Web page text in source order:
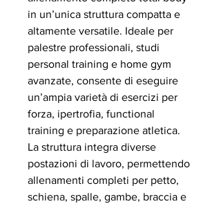
in un’unica struttura compatta e
altamente versatile. Ideale per
palestre professionali, studi
personal training e home gym
avanzate, consente di eseguire
un’ampia varietà di esercizi per
forza, ipertrofia, functional
training e preparazione atletica.
La struttura integra diverse
postazioni di lavoro, permettendo
allenamenti completi per petto,
schiena, spalle, gambe, braccia e